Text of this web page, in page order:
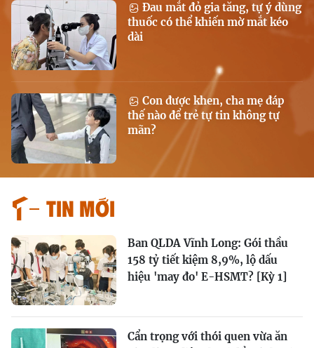
Đau mắt đỏ gia tăng, tự ý dùng
thuốc có thể khiến mờ mắt kéo
dài
Con được khen, cha mẹ đáp
thế nào để trẻ tự tin không tự
mãn?
Tin mới
Ban QLDA Vĩnh Long: Gói thầu
158 tỷ tiết kiệm 8,9%, lộ dấu
hiệu 'may đo' E-HSMT? [Kỳ 1]
Cẩn trọng với thói quen vừa ăn